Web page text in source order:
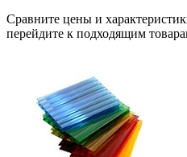
Сравните цены и
перейдите к подходящим